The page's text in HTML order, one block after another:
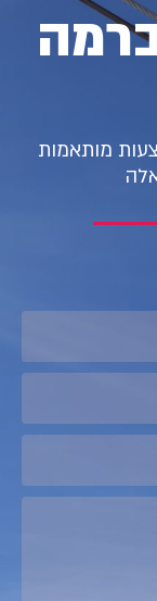
מותאמות